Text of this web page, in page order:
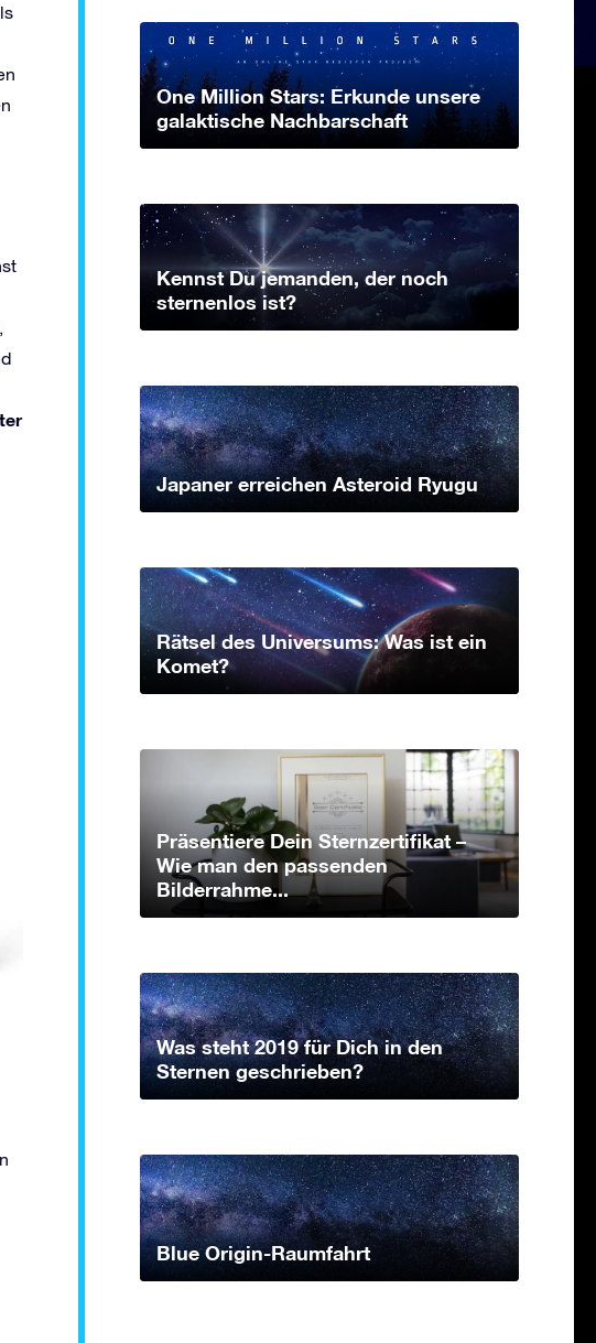
One Million Stars: Erkunde unsere
galaktische Nachbarschaft
Kennst Du jemanden, der noch
sternenlos ist?
Japaner erreichen Asteroid Ryugu
Rätsel des Universums: Was ist ein
Komet?
Präsentiere Dein Sternzertifikat –
Wie man den passenden
Bilderrahme...
Was steht 2019 für Dich in den
Sternen geschrieben?
Blue Origin-Raumfahrt